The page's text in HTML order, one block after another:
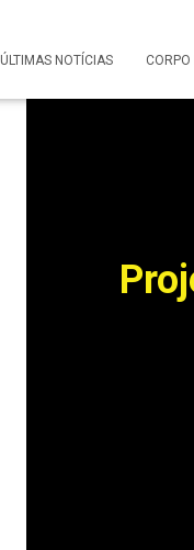
ÚLTIMAS NOTÍCIAS CORPO